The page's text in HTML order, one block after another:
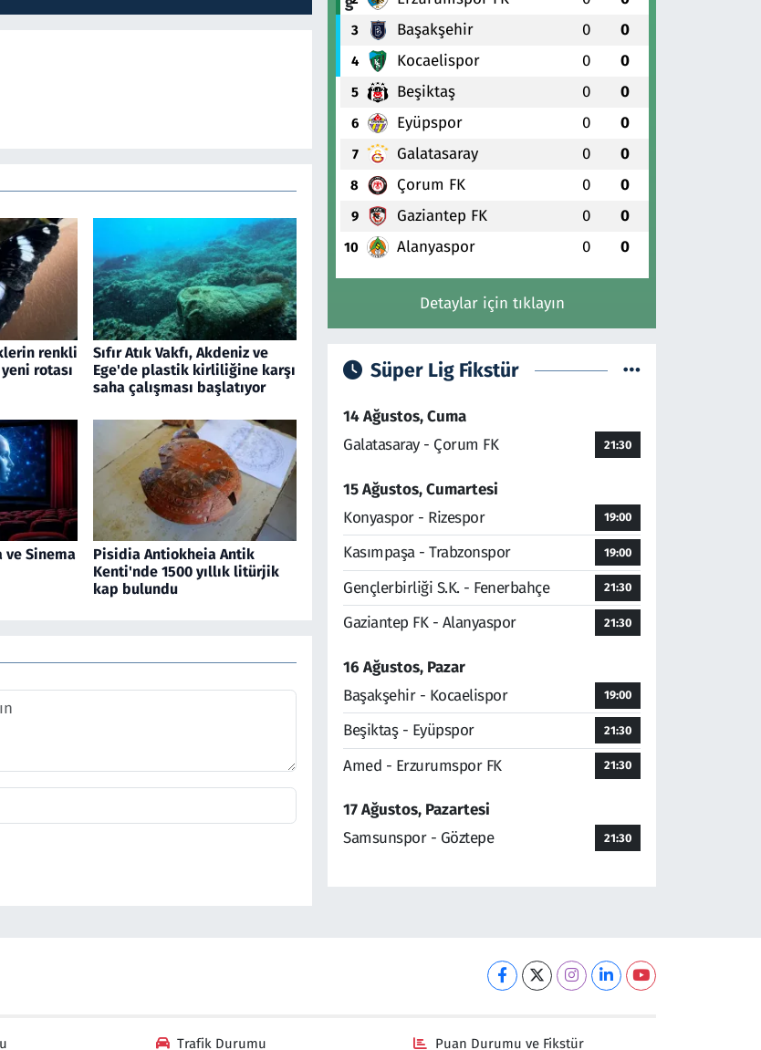
renkli
rotası
Sıfır Atık Vakfı, Akdeniz ve
Ege'de plastik kirliliğine karşı
saha çalışması başlatıyor
ve Sinema
Pisidia Antiokheia Antik
Kenti'nde 1500 yıllık litürjik
kap bulundu
3 Başakşehir 0 0
4 Kocaelispor 0 0
5 Beşiktaş 0 0
6 Eyüpspor 0 0
7 Galatasaray 0 0
8 Çorum FK 0 0
9 Gaziantep FK 0 0
10 Alanyaspor 0 0
Detaylar için tıklayın
Süper Lig Fikstür
14 Ağustos, Cuma
Galatasaray - Çorum FK
21:30
15 Ağustos, Cumartesi
Konyaspor - Rizespor
19:00
Kasımpaşa - Trabzonspor 19:00
Gençlerbirliği S.K. - Fenerbahçe 21:30
Gaziantep FK - Alanyaspor 21:30
16 Ağustos, Pazar
Başakşehir - Kocaelispor
19:00
Beşiktaş - Eyüpspor 21:30
Amed - Erzurumspor FK 21:30
17 Ağustos, Pazartesi
Samsunspor - Göztepe
21:30
Trafik Durumu Puan Durumu ve Fikstür